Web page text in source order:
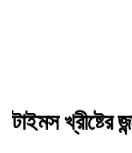
টাইমস খ্রীষ্টের